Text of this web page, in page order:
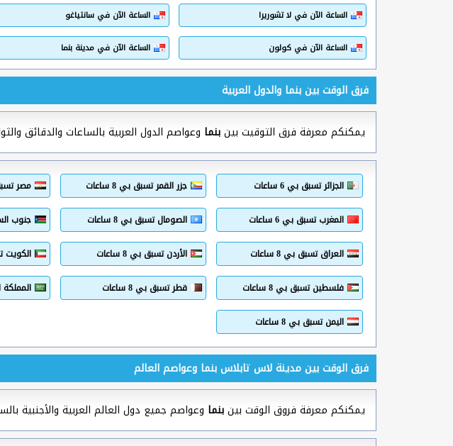
الساعة الآن في لا تشوريرا الساعة الآن في سانتياغو
الساعة الآن في كولون الساعة الآن في مدينة بنما
فرق الوقت بين بنما والدول العربية
يمكنكم معرفة فرق التوقيت بينبنما وعواصم الدول العربية بالساعات والدقائق
الجزائر تسبق بي 6 ساعات جزر القمر تسبق بي 8 ساعات مصر تسبق
المغرب تسبق بي 6 ساعات الصومال تسبق بي 8 ساعات جنوب
العراق تسبق بي 8 ساعات الأردن تسبق بي 8 ساعات الكويت
فلسطين تسبق بي 8 ساعات قطر تسبق بي 8 ساعات المملكة
اليمن تسبق بي 8 ساعات
فرق الوقت بين مدينة لاس تابلاس بنما وعواصم العالم
يمكنكم معرفة فروق الوقت بينبنما وعواصم جميع دول العالم العربية والأجنبية